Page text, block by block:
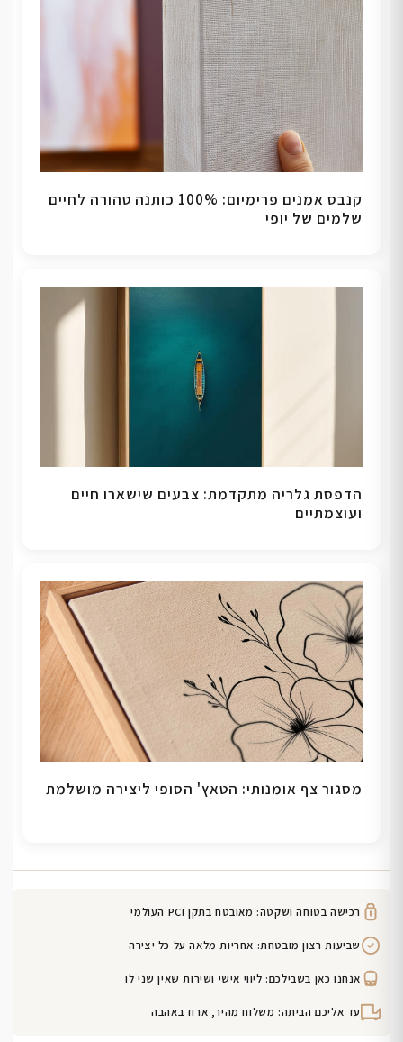
קנבס אמנים פרימיום: 100% כותנה טהורה לחיים
שלמים של יופי
הדפסת גלריה מתקדמת: צבעים שישארו חיים
ועוצמתיים
מסגור צף אומנותי: הטאץ' הסופי ליצירה מושלמת
רכישה בטוחה ושקטה: מאובטח בתקן PCI העולמי
שביעות רצון מובטחת: אחריות מלאה על כל יצירה
אנחנו כאן בשבילכם: ליווי אישי ושירות שאין שני לו
עד אליכם הביתה: משלוח מהיר, ארוז באהבה